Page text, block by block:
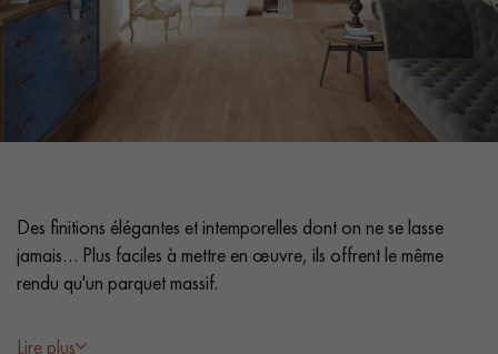
PARQUET VIEILLI PARQUET FUMÉ
PARQUET LAMES LARGES XXL PARQUET EN CHÊNE
ACCESSOIRES PARQUET
Nos conseillers sont disponibles au
0805 82 82 82
Des finitions élégantes et intemporelles dont on ne se lasse
jamais… Plus faciles à mettre en œuvre, ils offrent le même
rendu qu'un parquet massif.
Lire plus